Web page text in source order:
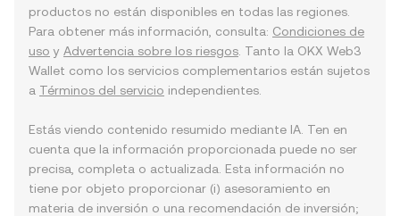
productos no están disponibles en todas las regiones.
Para obtener más información, consulta: Condiciones de
uso y Advertencia sobre los riesgos . Tanto la OKX Web3
Wallet como los servicios complementarios están sujetos
a Términos del servicio independientes.
Estás viendo contenido resumido mediante IA. Ten en
cuenta que la información proporcionada puede no ser
precisa, completa o actualizada. Esta información no
tiene por objeto proporcionar (i) asesoramiento en
materia de inversión o una recomendación de inversión;